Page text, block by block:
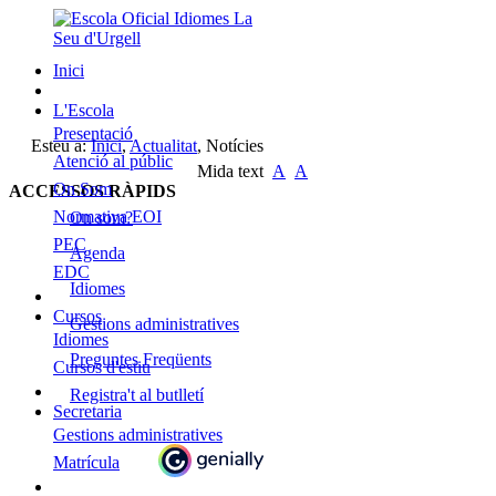
Inici
L'Escola
Presentació
Atenció al públic
On Som
Normativa EOI
PEC
EDC
Cursos
Idiomes
Cursos d'estiu
Secretaria
Gestions administratives
Matrícula
Esteu a:Inici,Actualitat, Notícies
Mida text A
A
ACCESSOS RÀPIDS
On som?
Agenda
Idiomes
Gestions administratives
Preguntes Freqüents
Registra't al butlletí